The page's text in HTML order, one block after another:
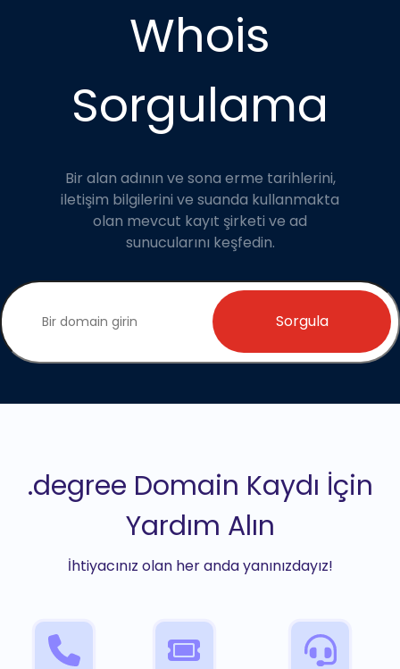
Whois
Sorgulama
Bir alan adının ve sona erme tarihlerini,
iletişim bilgilerini ve suanda kullanmakta
olan mevcut kayıt şirketi ve ad
sunucularını keşfedin.
Sorgula
.degree Domain Kaydı İçin
Yardım Alın
İhtiyacınız olan her anda yanınızdayız!